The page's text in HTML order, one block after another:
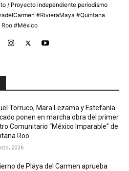
/ Proyecto independiente periodismo
#RivieraMaya #Quintana
Roo #México
Torruco, Mara Lezama y Estefanía
ponen en marcha obra del primer
Comunitario “México Imparable” de
Roo
2026
de Playa del Carmen aprueba